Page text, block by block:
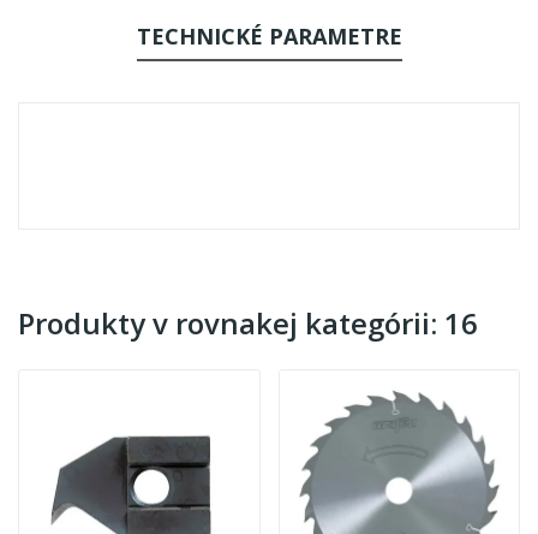
TECHNICKÉ PARAMETRE
Produkty v rovnakej kategórii: 16